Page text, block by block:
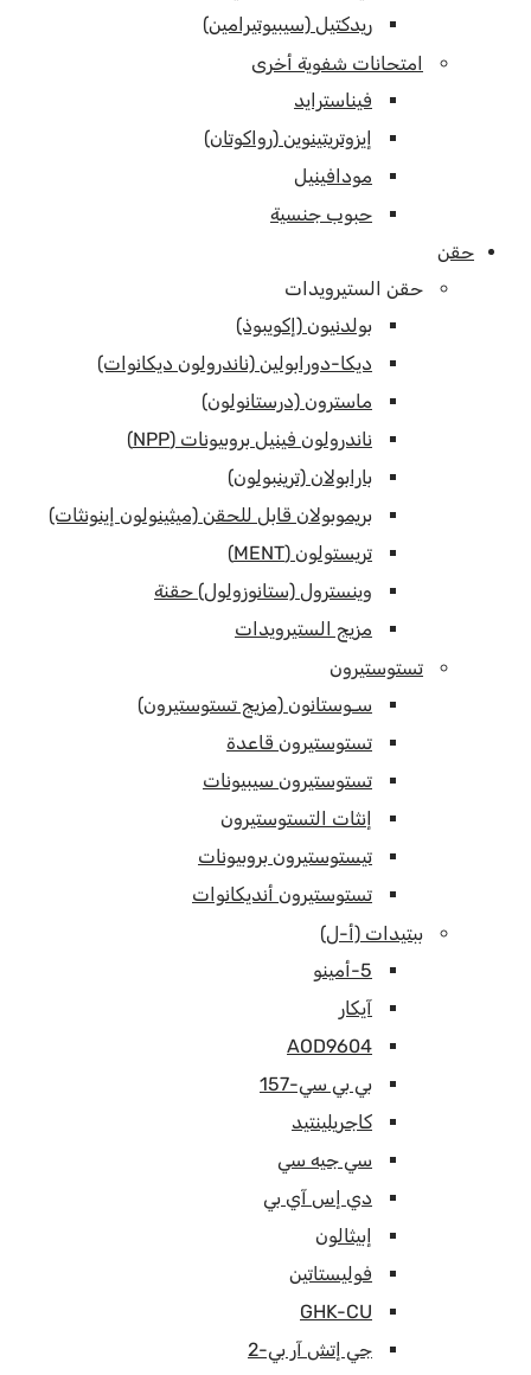
ريدكتيل (سيبيوتيرامين)
امتحانات شفوية أخرى
فيناسترايد
إيزوتريتينوين (رواكوتان)
مودافينيل
حبوب جنسية
حقن
حقن الستيرويدات
بولدنيون (إكويبوذ)
ديكا-دورابولين (ناندرولون ديكانوات)
ماسترون (درستانولون)
ناندرولون فينيل بروبيونات (NPP)
بارابولان (ترينبولون)
بريموبولان قابل للحقن (ميثينولون إينونثات)
تريستولون (MENT)
وينسترول (ستانوزولول) حقنة
مزيج الستيرويدات
تستوستيرون
سـوستانون (مزيج تستوستيرون)
تستوستيرون قاعدة
تستوستيرون سيبيونات
إنثات التستوستيرون
تيستوستيرون بروبيونات
تستوستيرون أنديكانوات
ببتيدات (أ-ل)
5-أمينو
آيكار
AOD9604
بي بي سي-157
كاجريلينتيد
سي جيه سي
دي إس آي بي
إبيثالون
فوليستاتين
GHK-CU
جي إتش آر بي-2